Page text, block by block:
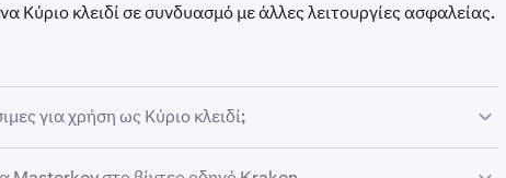
Κύριο κλειδί σε συνδυασμό με άλλες λειτουργίες ασφαλείας.
για χρήση ως Κύριο κλειδί;